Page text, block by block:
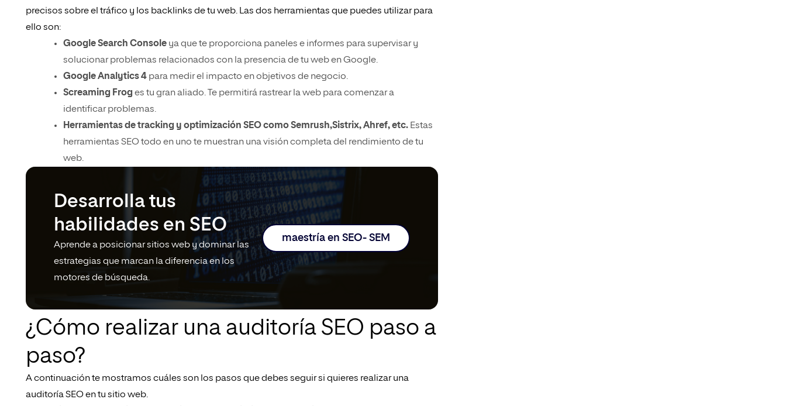
precisos sobre el tráfico y los backlinks de tu web. Las dos herramientas que puedes utilizar para
ello son:
Google Search Console ya que te proporciona paneles e informes para supervisar y
solucionar problemas relacionados con la presencia de tu web en Google.
Google Analytics 4 para medir el impacto en objetivos de negocio.
Screaming Frog es tu gran aliado. Te permitirá rastrear la web para comenzar a
identificar problemas.
Herramientas de tracking y optimización SEO como Semrush,Sistrix, Ahref, etc. Estas
herramientas SEO todo en uno te muestran una visión completa del rendimiento de tu
web.
Desarrolla tus
habilidades en SEO
Aprende a posicionar sitios web y dominar las
estrategias que marcan la diferencia en los
motores de búsqueda.
maestría en SEO- SEM
¿Cómo realizar una auditoría SEO paso a
paso?
A continuación te mostramos cuáles son los pasos que debes seguir si quieres realizar una
auditoría SEO en tu sitio web.